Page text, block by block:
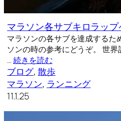
マラソン各サブキロラッ
マラソンの各サブを達成するた
ソンの時の参考にどうぞ。 世
…続きを読む
ブログ, 散歩
マラソン, ランニング
11.1.25